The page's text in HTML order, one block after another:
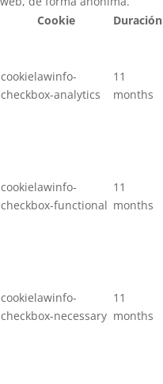
Cookie
Duración
cookielawinfo-
checkbox-analytics
11
months
cookielawinfo-
checkbox-functional
11
months
cookielawinfo-
checkbox-necessary
11
months